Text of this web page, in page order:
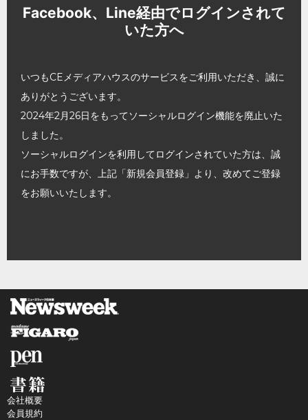
Facebook、Line経由でログインされて
いた方へ
いつもCEメディアハウスのサービスをご利用いただき、誠に
ありがとうございます。
2024年2月26日をもってソーシャルログイン機能を廃止いた
しました。
ソーシャルログインを利用してログインされていた方は、誠
にお手数ですが、上記「新規会員登録」より、改めてご登録
をお願いいたします。
会社概要
会員規約